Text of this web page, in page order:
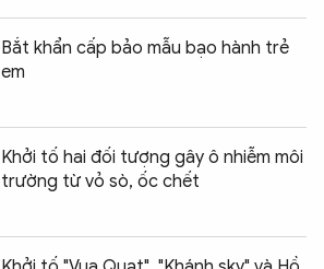
Bắt khẩn cấp bảo mẫu bạo hành trẻ
em
Khởi tố hai đối tượng gây ô nhiễm môi
trường từ vỏ sò, ốc chết